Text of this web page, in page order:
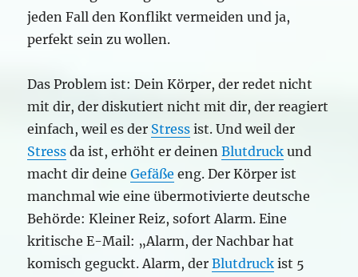
jeden Fall den Konflikt vermeiden und ja,
perfekt sein zu wollen.
Das Problem ist: Dein Körper, der redet nicht
mit dir, der diskutiert nicht mit dir, der reagiert
einfach, weil es der Stress ist. Und weil der
Stress da ist, erhöht er deinenBlutdruck und
macht dir deineGefäße eng. Der Körper ist
manchmal wie eine übermotivierte deutsche
Behörde: Kleiner Reiz, sofort Alarm. Eine
kritische E-Mail: „Alarm, der Nachbar hat
komisch geguckt. Alarm, derBlutdruck ist 5